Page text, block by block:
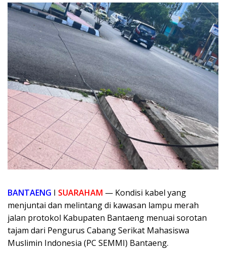
BANTAENG I SUARAHAM — Kondisi kabel yang
menjuntai dan melintang di kawasan lampu merah
jalan protokol Kabupaten Bantaeng menuai sorotan
tajam dari Pengurus Cabang Serikat Mahasiswa
Muslimin Indonesia (PC SEMMI) Bantaeng.